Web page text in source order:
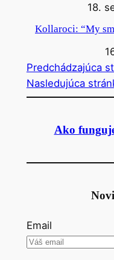
18.
Kollaroci: “My
Predchádzajúca
Nasledujúca
Ako
Email